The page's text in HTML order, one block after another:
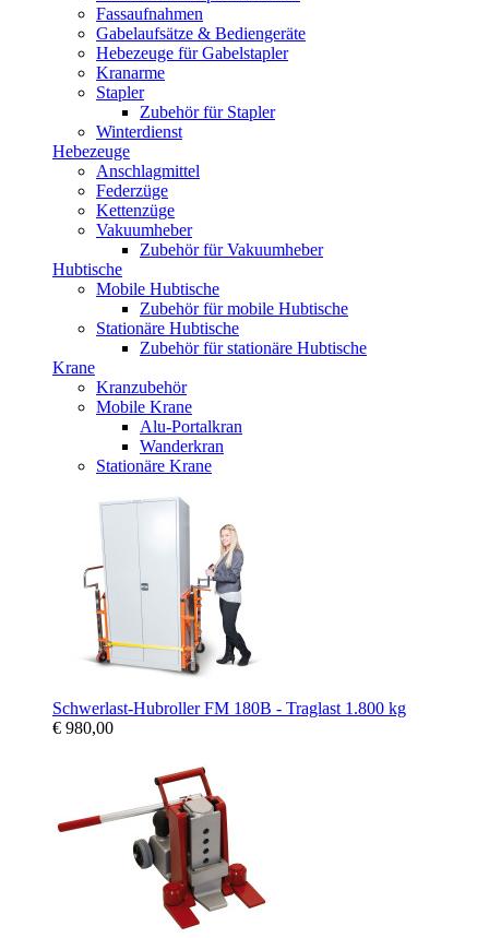
Fassaufnahmen
Gabelaufsätze & Bediengeräte
Hebezeuge für Gabelstapler
Kranarme
Stapler
Zubehör für Stapler
Winterdienst
Hebezeuge
Anschlagmittel
Federzüge
Kettenzüge
Vakuumheber
Zubehör für Vakuumheber
Hubtische
Mobile Hubtische
Zubehör für mobile Hubtische
Stationäre Hubtische
Zubehör für stationäre Hubtische
Krane
Kranzubehör
Mobile Krane
Alu-Portalkran
Wanderkran
Stationäre Krane
Schwerlast-Hubroller FM 180B - Traglast 1.800 kg
€ 980,00